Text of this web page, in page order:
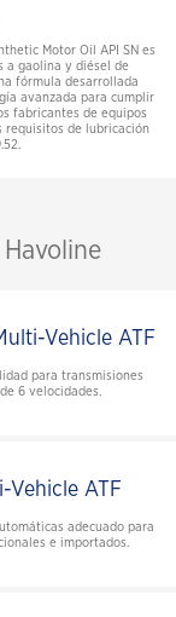
Motor Oil API SN es
a gaolina y diésel de
fórmula desarrollada
avanzada para cumplir
fabricantes de equipos
requisitos de lubricación
Vehicle ATF
para transmisiones
6 velocidades.
Vehicle ATF
adecuado para
e importados.